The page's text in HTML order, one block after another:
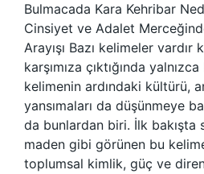
Bulmacada Kara Kehribar
Cinsiyet ve Adalet
Arayışı Bazı kelimeler
karşımıza çıktığında
kelimenin ardındaki kültürü,
yansımaları da düşünmeye
da bunlardan biri. İlk bakışta
maden gibi görünen bu
toplumsal kimlik, güç ve